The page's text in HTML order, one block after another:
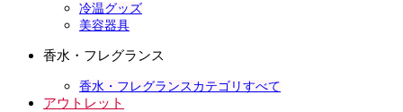
冷温グッズ
美容器具
香水・フレグランス
香水・フレグランスカテゴリすべて
アウトレット